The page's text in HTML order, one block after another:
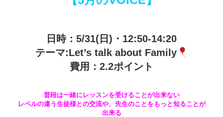
日時：5/31(日)・12:50-14:20
テーマ:Let’s talk about Family
費用：2.2ポイント
普段は一緒にレッスンを受けることが出来ない
レベルの違う生徒様との交流や、先生のことをもっと知ることが
出来る